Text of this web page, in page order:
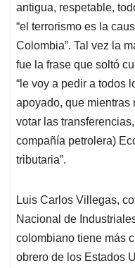
antigua, respetable,
“el terrorismo es la
Colombia”. Tal vez la
fue la frase que soltó
“le voy a pedir a todos
apoyado, que mientras
votar las
compañía petrolera)
tributaria”.
Luis Carlos Villegas,
Nacional de
colombiano tiene más
obrero de los Estados